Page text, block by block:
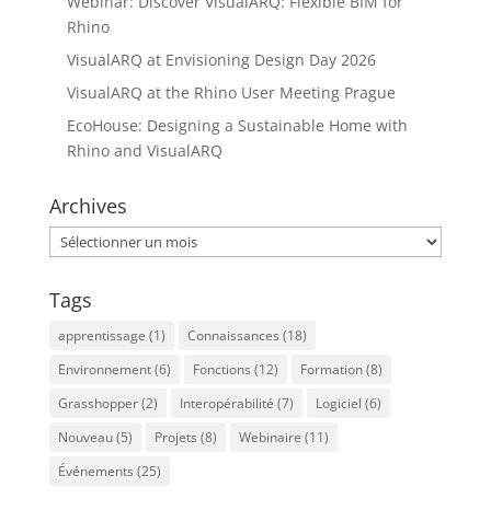
Rhino
VisualARQ at Envisioning Design Day 2026
VisualARQ at the Rhino User Meeting Prague
EcoHouse: Designing a Sustainable Home with
Rhino and VisualARQ
Archives
Archives
Tags
apprentissage (1) Connaissances (18)
Environnement(6) Fonctions (12) Formation(8)
Grasshopper(2) Interopérabilité (7) Logiciel (6)
Nouveau(5) Projets (8) Webinaire (11)
Événements (25)